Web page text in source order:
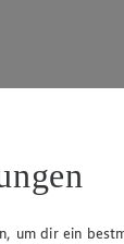
um dir ein